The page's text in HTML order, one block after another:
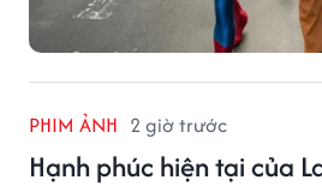
PHIM ẢNH 2 giờ trước
Hạnh phúc hiện tại của